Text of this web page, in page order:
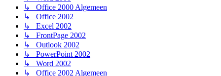
↳ Office 2000 Algemeen
↳ Office 2002
↳ Excel 2002
↳ FrontPage 2002
↳ Outlook 2002
↳ PowerPoint 2002
↳ Word 2002
↳ Office 2002 Algemeen